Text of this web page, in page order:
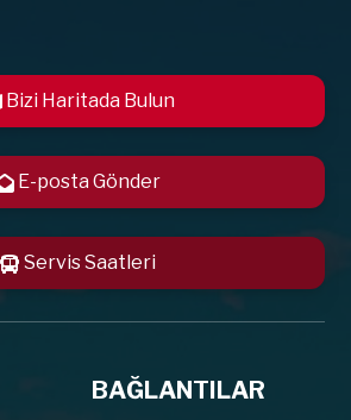
Bizi Haritada Bulun
E-posta Gönder
Servis Saatleri
BAĞLANTILAR